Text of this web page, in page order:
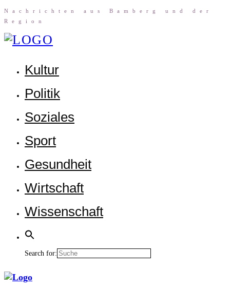
Nach­rich­ten aus Bam­berg und der
Region
Kul­tur
Poli­tik
Sozia­les
Sport
Gesund­heit
Wirt­schaft
Wis­sen­schaft
Search for: